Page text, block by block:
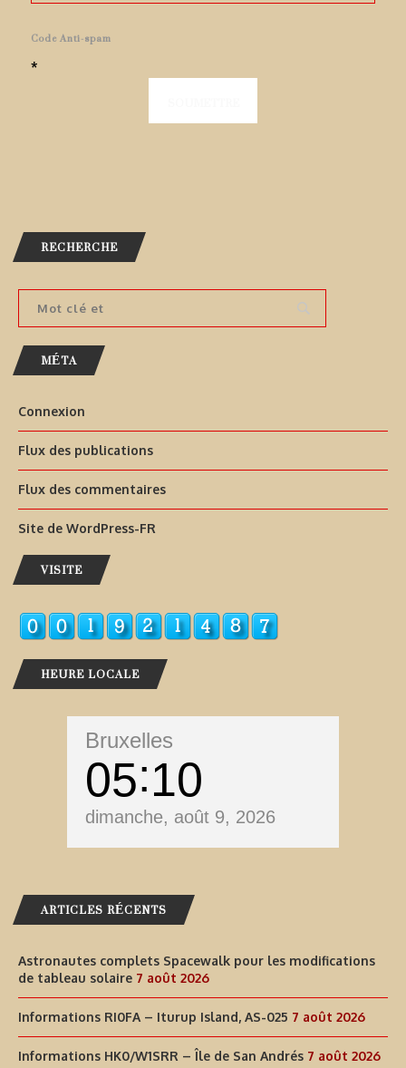
Code Anti-spam
*
RECHERCHE
MÉTA
Connexion
Flux des publications
Flux des commentaires
Site de WordPress-FR
VISITE
HEURE LOCALE
Bruxelles
05 10
dimanche, août 9, 2026
ARTICLES RÉCENTS
Astronautes complets Spacewalk pour les modifications
de tableau solaire 7 août 2026
Informations RI0FA – Iturup Island, AS-025 7 août 2026
Informations HK0/W1SRR – Île de San Andrés 7 août 2026